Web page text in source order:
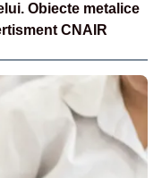
Obiecte metalice
CNAIR